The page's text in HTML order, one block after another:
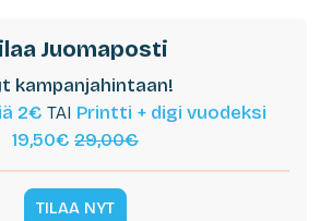
Juomaposti
kampanjahintaan!
2€ TAI Printti + digi vuodeksi
19,50€ 29,00€
TILAA NYT